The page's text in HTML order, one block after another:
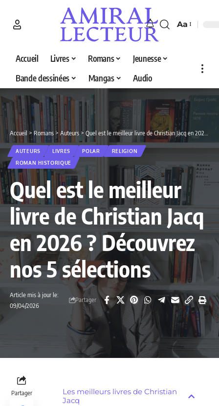
Aa
Accueil Livres Romans
Jeunesse
Bande dessinées
Mangas Audio
Accueil >Romans> Auteurs > Quel est le meilleur livre de Christian Jacq en 2026 ? Découvrez nos 5 sélections
AUTEURS LIVRES POLAR
RELIGION
ROMAN HISTORIQUE
Quel est le meilleur
livre de Christian Jacq
en 2026 ? Découvrez
nos 5 sélections
Article mis à jour le:
09/04/2026
Partager
Partager
Les meilleurs livres de Christian
Jacq